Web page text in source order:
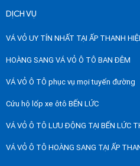
DỊCH VỤ
VÁ VỎ UY TÍN NHẤT TẠI ẤP THANH
HOÀNG SANG VÁ VỎ Ô TÔ BAN ĐÊM
VÁ VỎ Ô TÔ phục vụ mọi tuyến đường
Cứu hộ lốp xe ôtô BẾN LỨC
VÁ VỎ Ô TÔ LƯU ĐỘNG TẠI BẾN LỨC
VÁ VỎ Ô TÔ HOÀNG SANG TẠI ẤP